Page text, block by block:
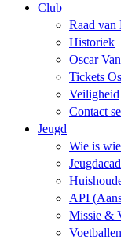
Club
Raad van
Historiek
Oscar
Tickets
Veiligheid
Contact
Jeugd
Wie is
API
Missie &